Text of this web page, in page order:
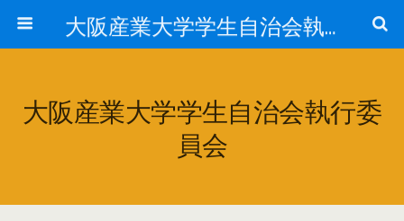
大阪産業大学学生自治会執行委員会
大阪産業大学学生自治会執行委
員会